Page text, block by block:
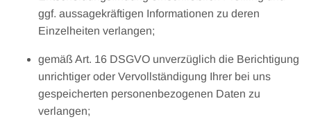
ggf. aussagekräftigen Informationen zu deren
Einzelheiten verlangen;
gemäß Art. 16 DSGVO unverzüglich die Berichtigung
unrichtiger oder Vervollständigung Ihrer bei uns
gespeicherten personenbezogenen Daten zu
verlangen;